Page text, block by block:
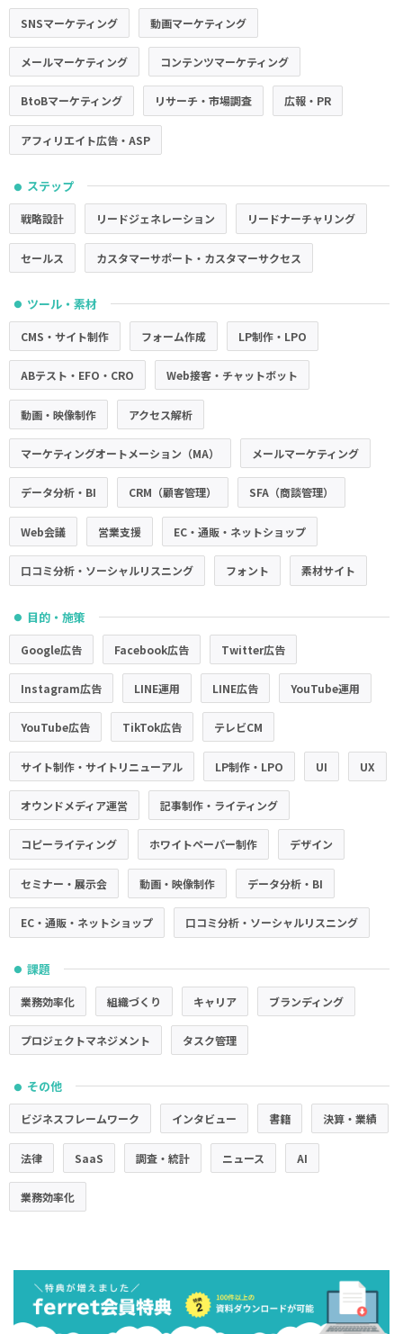
SNSマーケティング 動画マーケティング
メールマーケティング コンテンツマーケティング
BtoBマーケティング リサーチ・市場調査 広報・PR
アフィリエイト広告・ASP
● ステップ
戦略設計 リードジェネレーション リードナーチャリング
セールス カスタマーサポート・カスタマーサクセス
● ツール・素材
CMS・サイト制作 フォーム作成 LP制作・LPO
ABテスト・EFO・CRO Web接客・チャットボット
動画・映像制作 アクセス解析
マーケティングオートメーション（MA） メールマーケティング
データ分析・BI CRM（顧客管理） SFA（商談管理）
Web会議 営業支援 EC・通販・ネットショップ
口コミ分析・ソーシャルリスニング フォント 素材サイト
● 目的・施策
Google広告 Facebook広告 Twitter広告
Instagram広告 LINE運用 LINE広告 YouTube運用
YouTube広告 TikTok広告 テレビCM
サイト制作・サイトリニューアル LP制作・LPO UI UX
オウンドメディア運営 記事制作・ライティング
コピーライティング ホワイトペーパー制作 デザイン
セミナー・展示会 動画・映像制作 データ分析・BI
EC・通販・ネットショップ 口コミ分析・ソーシャルリスニング
● 課題
業務効率化 組織づくり キャリア ブランディング
プロジェクトマネジメント タスク管理
● その他
ビジネスフレームワーク インタビュー 書籍 決算・業績
法律 SaaS 調査・統計 ニュース AI
業務効率化